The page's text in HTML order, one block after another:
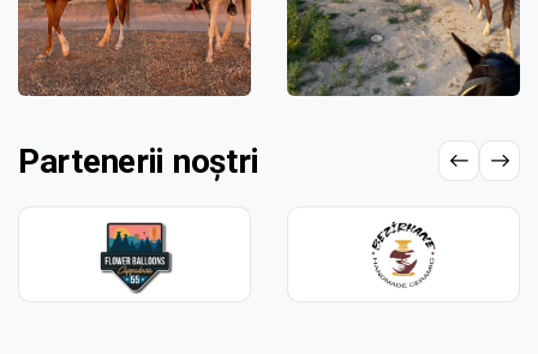
Partenerii noștri